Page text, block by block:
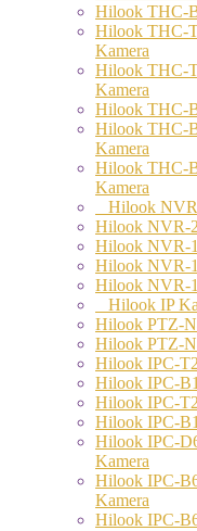
Hilook THC-
Hilook THC-
Kamera
Hilook THC-
Kamera
Hilook THC-
Hilook THC-
Kamera
Hilook THC-
Kamera
Hilook NVR
Hilook NVR-
Hilook NVR-
Hilook NVR-
Hilook NVR-
Hilook IP
Hilook PTZ-
Hilook PTZ-
Hilook IPC-
Hilook IPC-
Hilook IPC-
Hilook IPC-
Hilook IPC-
Kamera
Hilook IPC-
Kamera
Hilook IPC-